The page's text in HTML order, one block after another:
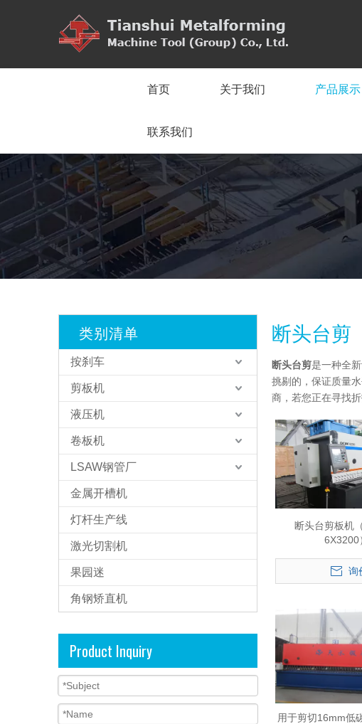
首页 关于我们 产品展示
联系我们
类别清单
按刹车
剪板机
液压机
卷板机
LSAW钢管厂
金属开槽机
灯杆生产线
激光切割机
果园迷
角钢矫直机
Product Inquiry
断头台剪
断头台剪是一种全
挑剔的，保证质量
商，若您正在寻找
断头台剪板机
6X3200
询
用于剪切16mm低